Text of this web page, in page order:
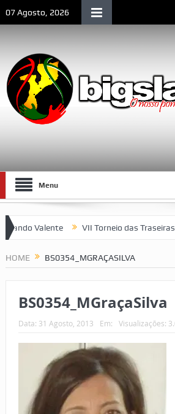
07 Agosto, 2026
Menu
Valente VII Torneio das Traseiras
HOME BS0354_MGRAÇASILVA
BS0354_MGraçaSilva
Data: 31 Agosto, 2013 Em: Visualizações: